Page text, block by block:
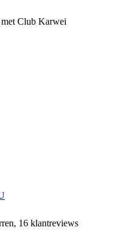
Club Karwei
16 klantreviews